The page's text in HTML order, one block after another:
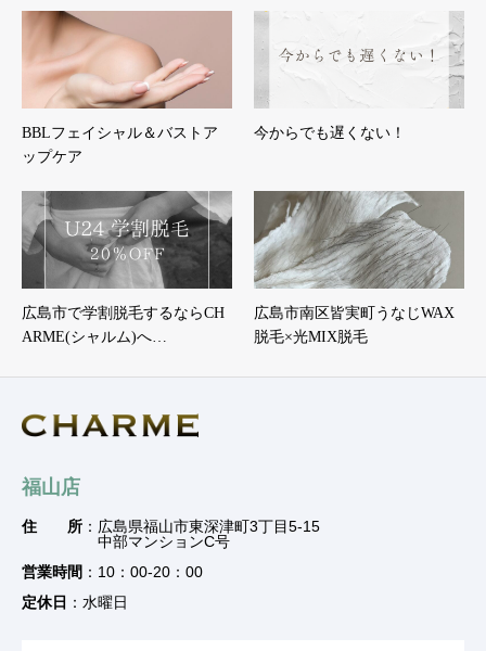
BBLフェイシャル＆バストア
ップケア
今からでも遅くない！
広島市で学割脱毛するならCH
ARME(シャルム)へ…
広島市南区皆実町うなじWAX
脱毛×光MIX脱毛
福山店
住 所 ：広島県福山市東深津町3丁目5-15
中部マンションC号
営業時間 ：10：00-20：00
定休日 ：水曜日